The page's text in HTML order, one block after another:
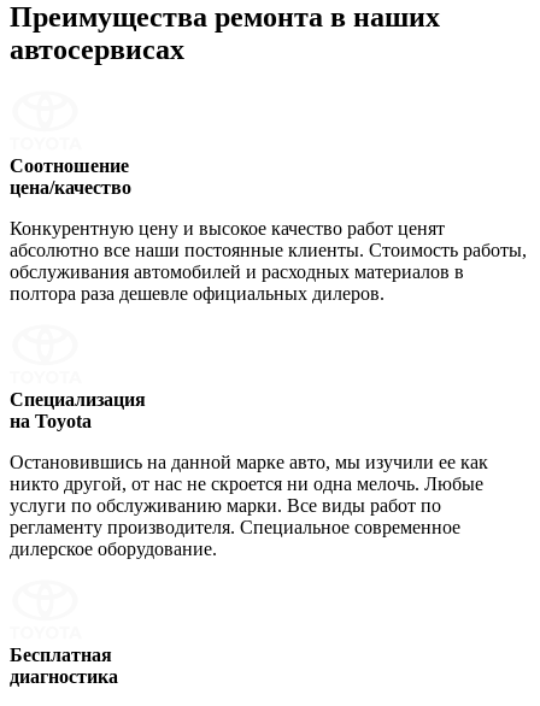
Преимущества ремонта в наших
автосервисах
Соотношение
цена/качество
Конкурентную цену и высокое качество работ ценят
абсолютно все наши постоянные клиенты. Стоимость работы,
обслуживания автомобилей и расходных материалов в
полтора раза дешевле официальных дилеров.
Специализация
на Toyota
Остановившись на данной марке авто, мы изучили ее как
никто другой, от нас не скроется ни одна мелочь. Любые
услуги по обслуживанию марки. Все виды работ по
регламенту производителя. Специальное современное
дилерское оборудование.
Бесплатная
диагностика